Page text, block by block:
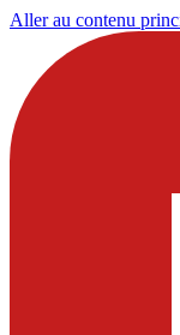
Aller au contenu